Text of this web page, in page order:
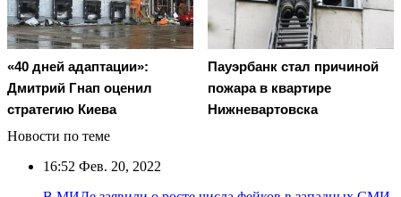
«40 дней адаптации»:
Дмитрий Гнап оценил
стратегию Киева
Пауэрбанк стал причиной
пожара в квартире
Нижневартовска
Новости по теме
16:52 Фев. 20, 2022